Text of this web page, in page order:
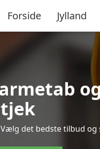
Forside Jylland
det bedste tilbud